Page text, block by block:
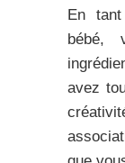
En
bébé,
avez